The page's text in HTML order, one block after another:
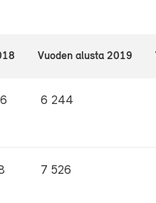
Vuoden alusta 2019
6 244
7 526